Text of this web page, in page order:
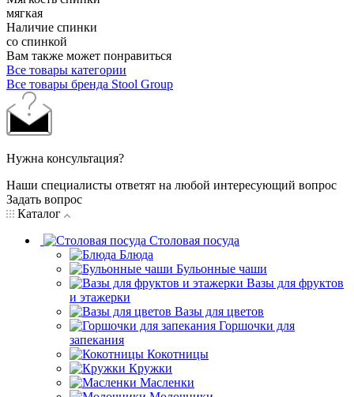
мягкая
Наличие спинки
со спинкой
Вам также может понравиться
Все товары категории
Все товары бренда Stool Group
Нужна консультация?
Наши специалисты ответят на любой интересующий вопрос
Задать вопрос
Каталог
Столовая посуда
Блюда
Бульонные чаши
Вазы для фруктов
и этажерки
Вазы для цветов
Горшочки для
запекания
Кокотницы
Кружки
Масленки